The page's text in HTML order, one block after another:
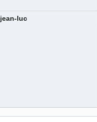
jean-luc